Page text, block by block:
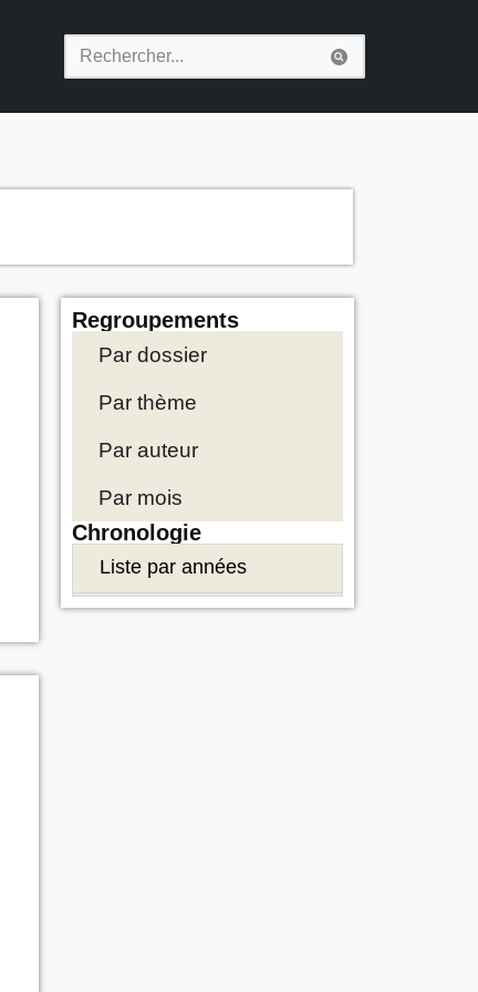
Regroupements
Par dossier
Par thème
Par auteur
Par mois
Chronologie
Liste par années